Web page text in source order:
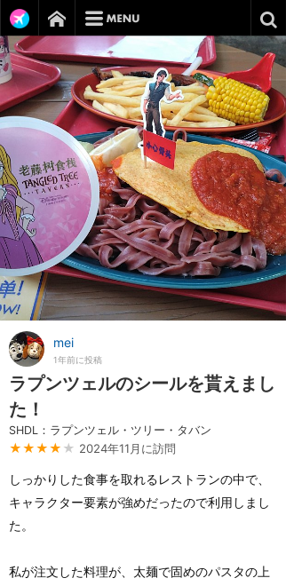
mei
1年前に投稿
ラプンツェルのシールを貰えまし
た！
SHDL：ラプンツェル・ツリー・タバン
★★★★ ★ 2024年11月に訪問
しっかりした食事を取れるレストランの中で、
キャラクター要素が強めだったので利用しまし
た。
私が注文した料理が、太麺で固めのパスタの上